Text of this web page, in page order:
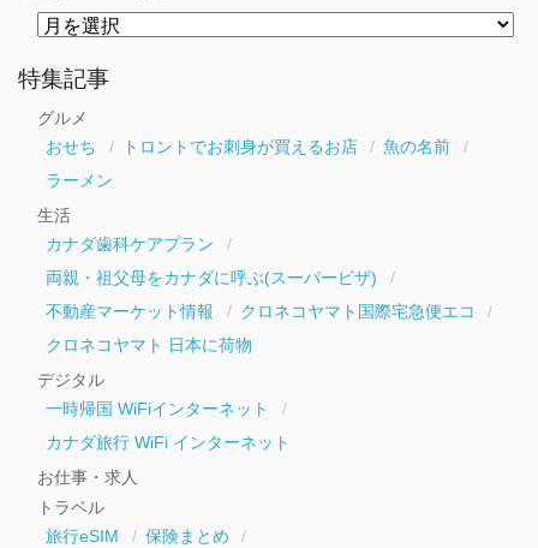
ー
カ
特集記事
グルメ
おせち
トロントでお刺身が買えるお店
魚の名前
ラーメン
生活
カナダ歯科ケアプラン
両親・祖父母をカナダに呼ぶ(スーパービザ)
不動産マーケット情報
クロネコヤマト国際宅急便エコ
クロネコヤマト 日本に荷物
デジタル
一時帰国 WiFiインターネット
カナダ旅行 WiFi インターネット
お仕事・求人
トラベル
旅行eSIM
保険まとめ